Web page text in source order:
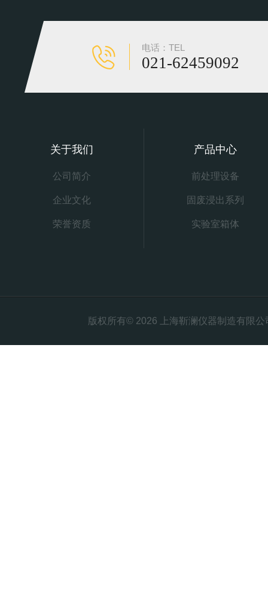
电话：TEL
021-62459092
关于我们
公司简介
企业文化
荣誉资质
产品中心
前处理设备
固废浸出系列
实验室箱体
版权所有© 2026 上海靳澜仪器制造有限